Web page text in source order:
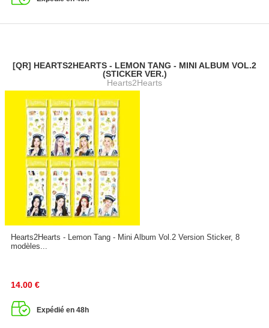
[QR] HEARTS2HEARTS - LEMON TANG - MINI ALBUM VOL.2
(STICKER VER.)
Hearts2Hearts
Hearts2Hearts - Lemon Tang - Mini Album Vol.2 Version Sticker, 8
modèles...
14.00 €
Expédié en 48h